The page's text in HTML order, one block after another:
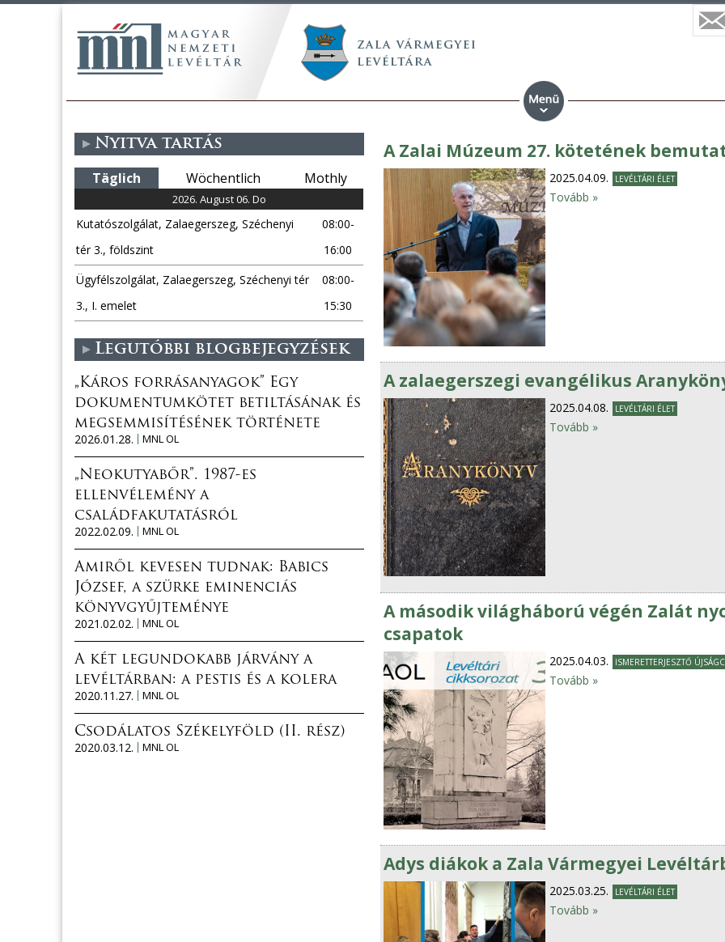
A Zalai Múzeum 27. kötetének
2025.04.09. LEVÉLTÁRI ÉLET
Tovább »
A zalaegerszegi evangélikus
2025.04.08. LEVÉLTÁRI ÉLET
Tovább »
A második világháború végén Zalát
csapatok
2025.04.03. ISMERETTERJESZTŐ
Tovább »
Adys diákok a Zala Vármegyei
2025.03.25. LEVÉLTÁRI ÉLET
Tovább »
Nyitva tartás
Täglich Wöchentlich Mothly
2026. August 06. Do
Kutatószolgálat, Zalaegerszeg, Széchenyi
tér 3., földszint
08:00-
16:00
Ügyfélszolgálat, Zalaegerszeg, Széchenyi tér
3., I. emelet
08:00-
15:30
Legutóbbi blogbejegyzések
„Káros forrásanyagok” Egy
dokumentumkötet betiltásának és
megsemmisítésének története
2026.01.28.
MNL OL
„Neokutyabőr”. 1987-es
ellenvélemény a
családfakutatásról
2022.02.09.
MNL OL
Amiről kevesen tudnak: Babics
József, a szürke eminenciás
könyvgyűjteménye
2021.02.02.
MNL OL
A két legundokabb járvány a
levéltárban: a pestis és a kolera
2020.11.27.
MNL OL
Csodálatos Székelyföld (II. rész)
2020.03.12.
MNL OL